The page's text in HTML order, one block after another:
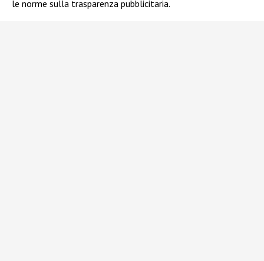
le norme sulla trasparenza pubblicitaria.